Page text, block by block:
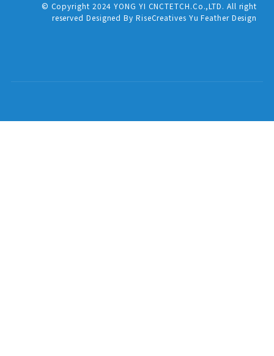
© Copyright 2024 YONG YI CNCTETCH.Co.,LTD. All right
reserved Designed By RiseCreatives Yu Feather Design